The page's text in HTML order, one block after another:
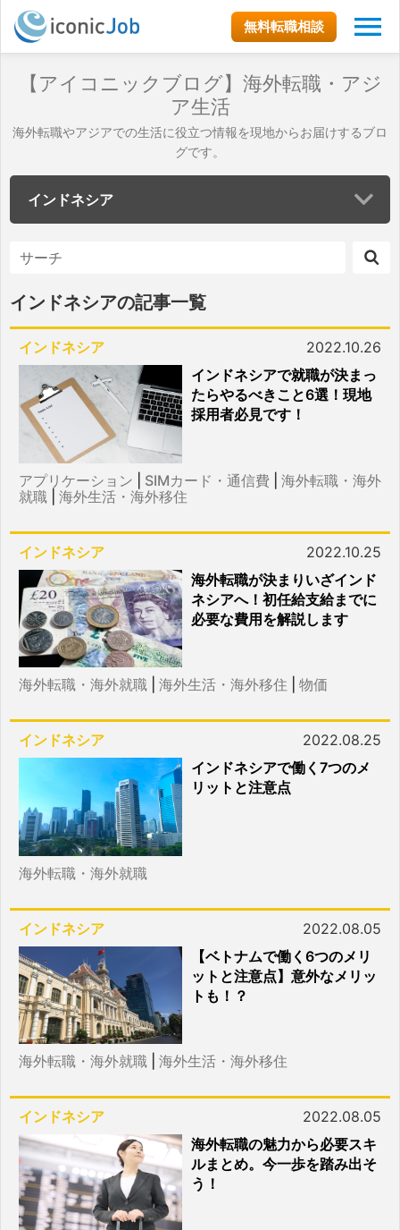
無料転職相談
【アイコニックブログ】海外転職・アジ
ア生活
海外転職やアジアでの生活に役立つ情報を現地からお届けするブロ
グです。
インドネシア
インドネシアの記事一覧
インドネシア
2022.10.26
インドネシアで就職が決まっ
たらやるべきこと6選！現地
採用者必見です！
アプリケーション SIMカード・通信費
海外転職・海外
就職
海外生活・海外移住
インドネシア
2022.10.25
海外転職が決まりいざインド
ネシアへ！初任給支給までに
必要な費用を解説します
海外転職・海外就職 海外生活・海外移住 物価
インドネシア
2022.08.25
インドネシアで働く7つのメ
リットと注意点
海外転職・海外就職
インドネシア
2022.08.05
【ベトナムで働く6つのメリ
ットと注意点】意外なメリッ
トも！？
海外転職・海外就職 海外生活・海外移住
インドネシア
2022.08.05
海外転職の魅力から必要スキ
ルまとめ。今一歩を踏み出そ
う！